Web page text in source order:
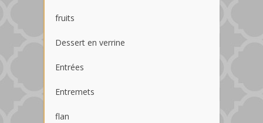
fruits
Dessert en verrine
Entrées
Entremets
flan